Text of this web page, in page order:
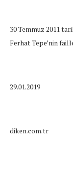
30 Temmuz 2011
Ferhat Tepe’nin
29.01.2019
diken.com.tr